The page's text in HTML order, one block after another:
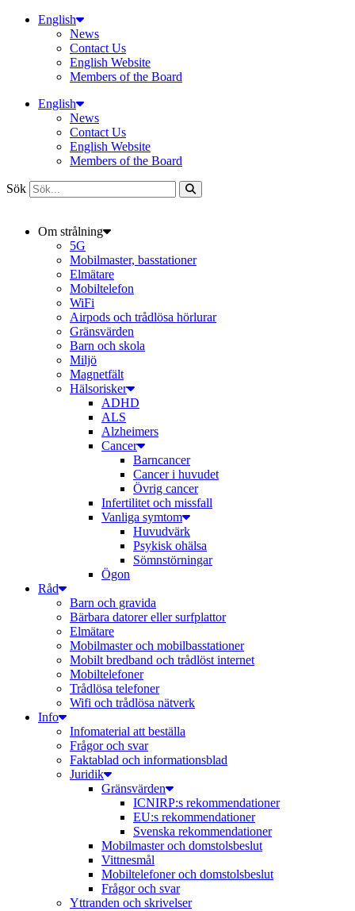
HoppaEnglish
News
Contact Us
English Website
Members of the Board
English
News
Contact Us
English Website
Members of the Board
Sök
Om strålning
5G
Mobilmaster, basstationer
Elmätare
Mobiltelefon
WiFi
Airpods och trådlösa hörlurar
Gränsvärden
Barn och skola
Miljö
Magnetfält
Hälsorisker
ADHD
ALS
Alzheimers
Cancer
Barncancer
Cancer i huvudet
Övrig cancer
Infertilitet och missfall
Vanliga symtom
Huvudvärk
Psykisk ohälsa
Sömnstörningar
Ögon
Råd
Barn och gravida
Bärbara datorer eller surfplattor
Elmätare
Mobilmaster och mobilbasstationer
Mobilt bredband och trådlöst internet
Mobiltelefoner
Trådlösa telefoner
Wifi och trådlösa nätverk
Info
Infomaterial att beställa
Frågor och svar
Faktablad och informationsblad
Juridik
Gränsvärden
ICNIRP:s rekommendationer
EU:s rekommendationer
Svenska rekommendationer
Mobilmaster och domstolsbeslut
Vittnesmål
Mobiltelefoner och domstolsbeslut
Frågor och svar
Yttranden och skrivelser